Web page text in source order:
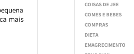
mais
COISAS DE JEE
COMES E BEBES
COMPRAS
DIETA
EMAGRECIMENTO